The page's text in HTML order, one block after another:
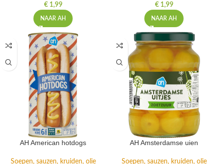
€1,99
NAAR AH
€1,99
NAAR AH
AH American hotdogs
Soepen, sauzen, kruiden, olie
AH Amsterdamse uien
Soepen, sauzen, kruiden, olie